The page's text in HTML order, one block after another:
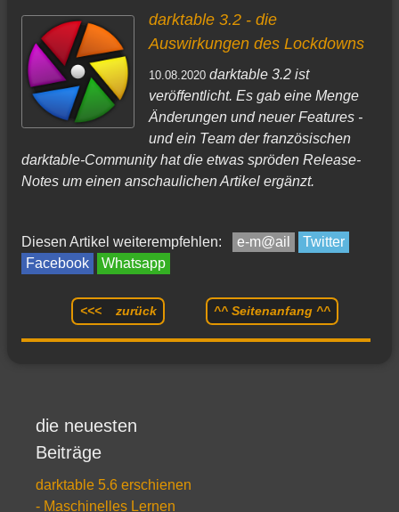
darktable 3.2 - die
Auswirkungen des Lockdowns
10.08.2020 darktable 3.2 ist
veröffentlicht. Es gab eine Menge
Änderungen und neuer Features -
und ein Team der französischen
darktable-Community hat die etwas spröden Release-
Notes um einen anschaulichen Artikel ergänzt.
Diesen Artikel weiterempfehlen: e-m@ail
Twitter
Facebook
Whatsapp
<<< zurück ^^ Seitenanfang ^^
die neuesten
Beiträge
darktable 5.6 erschienen
- Maschinelles Lernen